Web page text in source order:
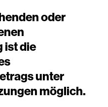
oder
ist die
unter
möglich.